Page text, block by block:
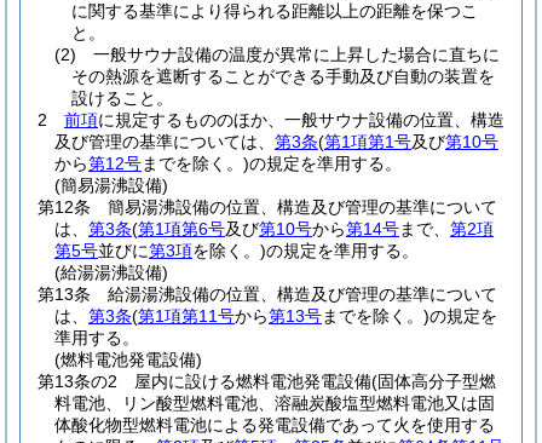
に関する基準により得られる距離以上の距離を保つこ
と。
(2)
一般サウナ設備の温度が異常に上昇した場合に直ちに
その熱源を遮断することができる手動及び自動の装置を
設けること。
2
前項に規定するもののほか、一般サウナ設備の位置、構造
及び管理の基準については、 第3条(第1項第1号及び第10号
から第12号までを除く。)の規定を準用する。
(簡易湯沸設備)
第12条
簡易湯沸設備の位置、構造及び管理の基準について
は、 第3条(第1項第6号及び第10号から第14号まで、 第2項
第5号並びに第3項を除く。)の規定を準用する。
(給湯湯沸設備)
第13条
給湯湯沸設備の位置、構造及び管理の基準について
は、 第3条(第1項第11号から第13号までを除く。)の規定を
準用する。
(燃料電池発電設備)
第13条の2
屋内に設ける燃料電池発電設備(固体高分子型燃
料電池、リン酸型燃料電池、溶融炭酸塩型燃料電池又は固
体酸化物型燃料電池による発電設備であって火を使用する